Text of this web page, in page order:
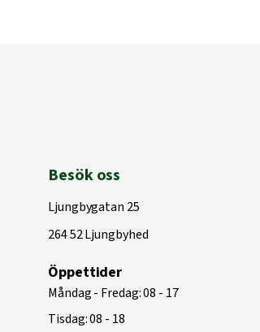
Besök oss
Ljungbygatan 25
264 52 Ljungbyhed
Öppettider
Måndag - Fredag: 08 - 17
Tisdag: 08 - 18